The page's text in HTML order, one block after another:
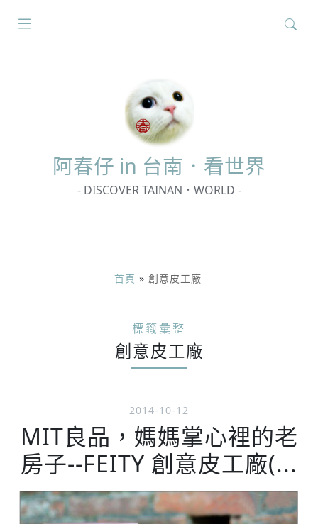
阿春仔 in 台南．看世界
- DISCOVER TAINAN．WORLD -
首頁 » 創意皮工廠
標籤彙整
創意皮工廠
2014-10-12
MIT良品，媽媽掌心裡的老
房子--FEITY 創意皮工廠(...